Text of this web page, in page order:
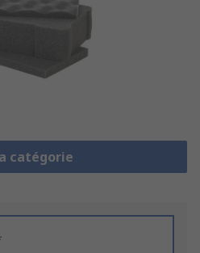
catégorie